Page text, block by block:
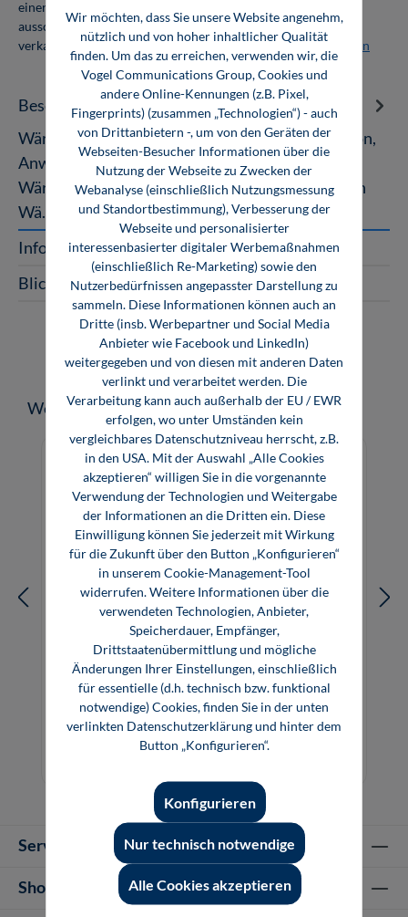
einer Abnahmemenge von 10 Exemplaren. Die Bücher dürfen
ausschließlich für den Eigenbedarf genutzt und nicht weiter
verkauft werden. Weitere Informationen unterFirmenlizenzen
Beschreibung
Wärmeaustauscher Das Fachbuch zur Konzeption,
Anwendung und Konstruktion von
Wäremaustauschern und thermischen Apparaten
Wä…
Mehr
InfoClick
Blick ins Buch
Produktgalerie überspringen
Weitere Medien zum Thema
Wärmeträgertechnik mit organischen
Fluiden
Service-Hotline
Shop Informationen
Wir möchten, dass Sie unsere Website angenehm,
nützlich und von hoher inhaltlicher Qualität
finden. Um das zu erreichen, verwenden wir, die
Vogel Communications Group, Cookies und
andere Online-Kennungen (z.B. Pixel,
Fingerprints) (zusammen „Technologien“) - auch
von Drittanbietern -, um von den Geräten der
Webseiten-Besucher Informationen über die
Nutzung der Webseite zu Zwecken der
Webanalyse (einschließlich Nutzungsmessung
und Standortbestimmung), Verbesserung der
Webseite und personalisierter
interessenbasierter digitaler Werbemaßnahmen
(einschließlich Re-Marketing) sowie den
Nutzerbedürfnissen angepasster Darstellung zu
sammeln. Diese Informationen können auch an
Dritte (insb. Werbepartner und Social Media
Anbieter wie Facebook und LinkedIn)
weitergegeben und von diesen mit anderen Daten
verlinkt und verarbeitet werden. Die
Verarbeitung kann auch außerhalb der EU / EWR
erfolgen, wo unter Umständen kein
vergleichbares Datenschutzniveau herrscht, z.B.
in den USA. Mit der Auswahl „Alle Cookies
akzeptieren“ willigen Sie in die vorgenannte
Verwendung der Technologien und Weitergabe
der Informationen an die Dritten ein. Diese
Einwilligung können Sie jederzeit mit Wirkung
für die Zukunft über den Button „Konfigurieren“
in unserem Cookie-Management-Tool
widerrufen. Weitere Informationen über die
verwendeten Technologien, Anbieter,
Speicherdauer, Empfänger,
Drittstaatenübermittlung und mögliche
Änderungen Ihrer Einstellungen, einschließlich
für essentielle (d.h. technisch bzw. funktional
notwendige) Cookies, finden Sie in der unten
verlinkten Datenschutzerklärung und hinter dem
Button „Konfigurieren“.
Nur technisch notwendige
Konfigurieren
Alle Cookies akzeptieren